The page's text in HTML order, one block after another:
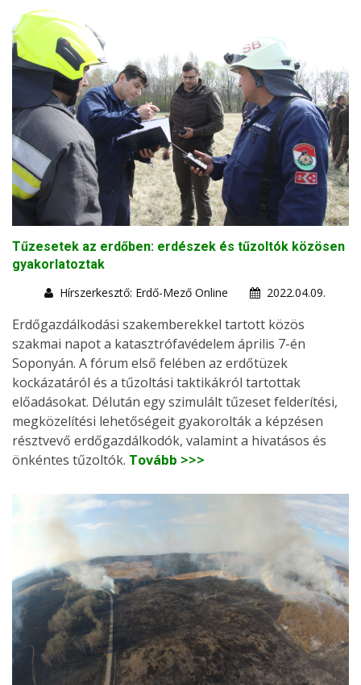
Tűzesetek az erdőben: erdészek és tűzoltók közösen
gyakorlatoztak
Hírszerkesztő: Erdő-Mező Online
2022.04.09.
Erdőgazdálkodási szakemberekkel tartott közös
szakmai napot a katasztrófavédelem április 7-én
Soponyán. A fórum első felében az erdőtüzek
kockázatáról és a tűzoltási taktikákról tartottak
előadásokat. Délután egy szimulált tűzeset felderítési,
megközelítési lehetőségeit gyakorolták a képzésen
résztvevő erdőgazdálkodók, valamint a hivatásos és
önkéntes tűzoltók. Tovább >>>